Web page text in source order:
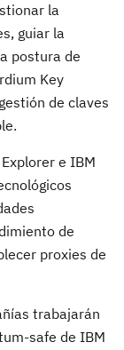
la
guiar la
postura de
Key
de claves
e IBM
de
proxies de
trabajarán
safe de IBM